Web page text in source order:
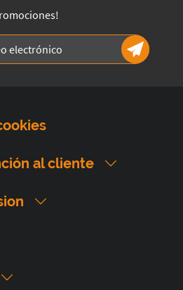
al cliente